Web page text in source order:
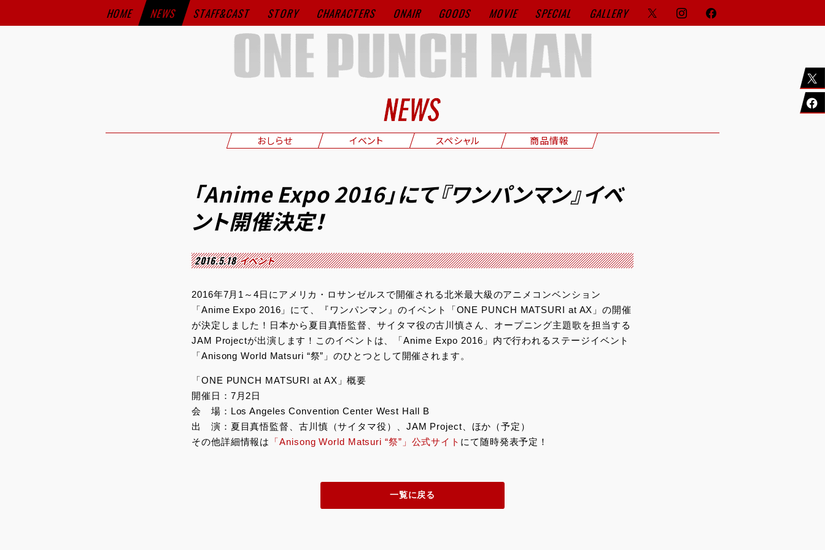
HOME NEWS STAFF&CAST STORY CHARACTERS ONAIR GOODS MOVIE SPECIAL GALLERY
おしらせ イベント スペシャル 商品情報
「Anime Expo 2016」にて『ワンパンマン』イベ
ント開催決定！
2016.5.18 イベント
2016年7月1～4日にアメリカ・ロサンゼルスで開催される北米最大級のアニメコンベンション
「Anime Expo 2016」にて、『ワンパンマン』のイベント「ONE PUNCH MATSURI at AX」の開催
が決定しました！日本から夏目真悟監督、サイタマ役の古川慎さん、オープニング主題歌を担当する
JAM Projectが出演します！このイベントは、「Anime Expo 2016」内で行われるステージイベント
「Anisong World Matsuri “祭”」のひとつとして開催されます。
「ONE PUNCH MATSURI at AX」概要
開催日：7月2日
会 場：Los Angeles Convention Center West Hall B
出 演：夏目真悟監督、古川慎（サイタマ役）、JAM Project、ほか（予定）
その他詳細情報は
「Anisong World Matsuri “祭”」公式サイト にて随時発表予定！
一覧に戻る